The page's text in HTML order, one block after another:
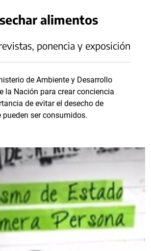
alimentos
ponencia y exposición
de Ambiente y Desarrollo
la Nación para crear conciencia
de evitar el desecho de
pueden ser consumidos.